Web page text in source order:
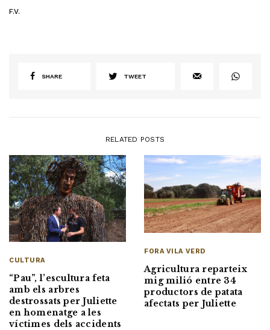
F.V.
SHARE TWEET
RELATED POSTS
CULTURA
“Pau”, l’escultura feta
amb els arbres
destrossats per Juliette
en homenatge a les
víctimes dels accidents
FORA VILA VERD
Agricultura reparteix
mig milió entre 34
productors de patata
afectats per Juliette